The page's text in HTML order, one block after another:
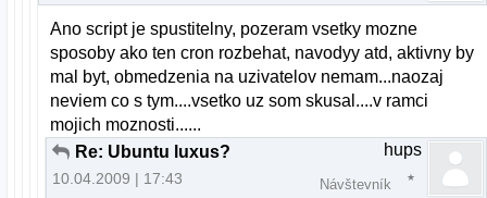
Ano script je spustitelny, pozeram vsetky mozne
sposoby ako ten cron rozbehat, navodyy atd, aktivny by
mal byt, obmedzenia na uzivatelov nemam...naozaj
neviem co s tym....vsetko uz som skusal....v ramci
mojich moznosti......
Re: Ubuntu luxus?
10.04.2009 | 17:43
hups
Návštevník